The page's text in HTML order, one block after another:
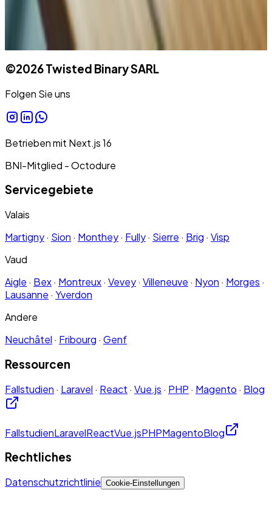
©2026Twisted Binary SARL
Folgen Sie uns
Betrieben mit Next.js16
BNI-Mitglied - Octodure
Servicegebiete
Valais
Martigny· Sion · Monthey· Fully· Sierre · Brig · Visp
Vaud
Aigle · Bex· Montreux· Vevey· Villeneuve · Nyon · Morges ·
Lausanne · Yverdon
Andere
Neuchâtel · Fribourg · Genf
Ressourcen
Fallstudien · Laravel · React · Vue.js · PHP · Magento · Blog
FallstudienLaravelReactVue.jsPHPMagentoBlog
Rechtliches
Datenschutzrichtlinie Cookie-Einstellungen